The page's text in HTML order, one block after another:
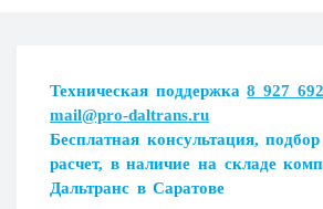
химической стойкости покрытия, а
грунтовки с наносимым отделочным
Правильное использование
позволяет значительно улучшить
бетонных поверхностей, обеспечивая
Загрузка...
Техническая поддержка8 927
mail@pro-daltrans.ru
Загрузка...
Бесплатная консультация,
расчет, в наличие на складе
Дальтранс в Саратове